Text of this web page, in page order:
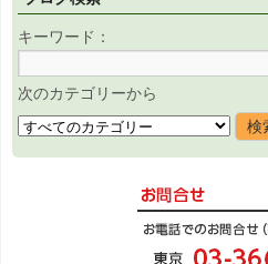
キーワード：
次のカテゴリーから